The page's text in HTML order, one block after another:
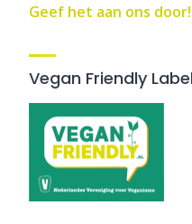
Geef het aan ons door!
Vegan Friendly Label